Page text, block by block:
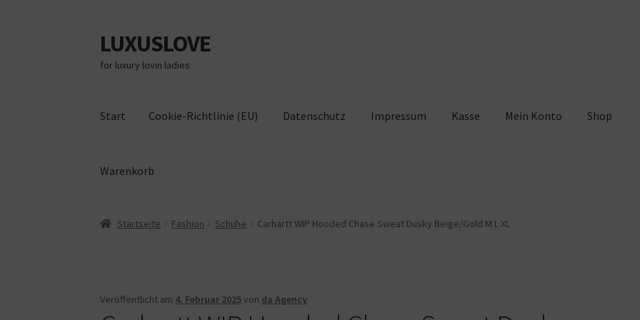
Zur
Navigation
springen
Zum
Inhalt
springen
LUXUSLOVE
for luxury lovin ladies
Start Cookie-Richtlinie (EU) Datenschutz Impressum Kasse Mein Konto Shop
Warenkorb
Start Cookie-Richtlinie (EU) Datenschutz Impressum Kasse Mein Konto Shop Warenkorb
Startseite Fashion Schuhe Carhartt WIP Hooded Chase Sweat Dusky Beige/Gold M L XL
Veröffentlicht am 4. Februar 2025von da Agency